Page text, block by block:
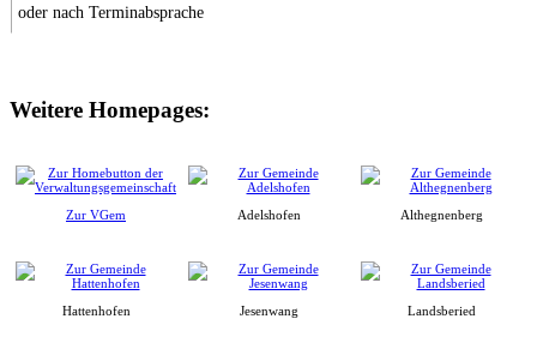
oder nach Terminabsprache
Weitere Homepages:
Zur VGem Adelshofen Althegnenberg
Hattenhofen Jesenwang Landsberied